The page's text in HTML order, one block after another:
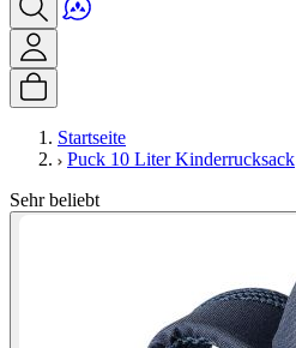
Startseite
Puck 10 Liter Kinderrucksack
Sehr beliebt